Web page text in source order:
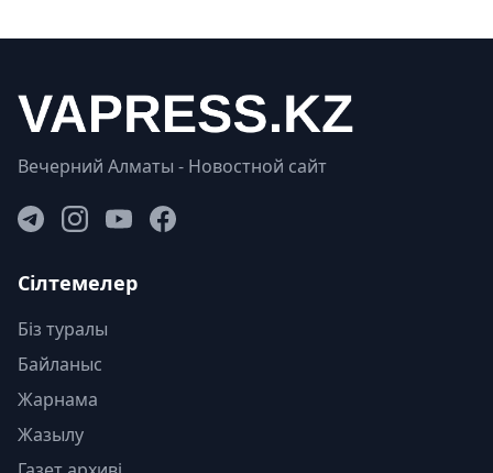
Вечерний Алматы - Новостной сайт
Сілтемелер
Біз туралы
Байланыс
Жарнама
Жазылу